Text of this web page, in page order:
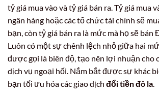
tỷ giá mua vào và tỷ giá bán ra. Tỷ giá mua
ngân hàng hoặc các tổ chức tài chính sẽ
bạn, còn tỷ giá bán ra là mức mà họ sẽ bán
Luôn có một sự chênh lệch nhỏ giữa hai
được gọi là biên độ, tạo nên lợi nhuận cho
dịch vụ ngoại hối. Nắm bắt được sự khác
bạn tối ưu hóa các giao dịch đổi tiền đô la.